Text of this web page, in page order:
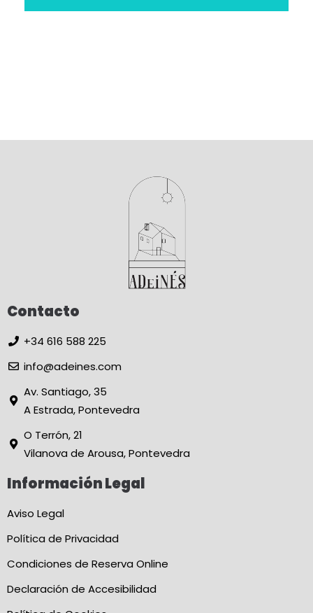
Contacto
+34 616 588 225
info@adeines.com
Av. Santiago, 35
A Estrada, Pontevedra
O Terrón, 21
Vilanova de Arousa, Pontevedra
Información Legal
Aviso Legal
Política de Privacidad
Condiciones de Reserva Online
Declaración de Accesibilidad